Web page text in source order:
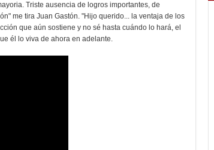
Triste ausencia de logros importantes, de
me tira Juan Gastón. "Hijo querido... la ventaja de los
que aún sostiene y no sé hasta cuándo lo hará, el
él lo viva de ahora en adelante.